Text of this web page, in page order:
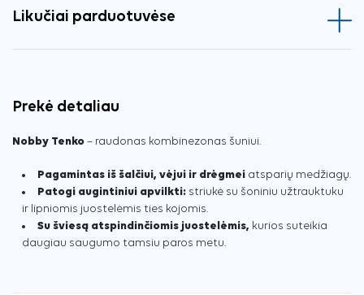
Likučiai parduotuvėse
Prekė detaliau
Nobby Tenko – raudonas kombinezonas šuniui.
Pagamintas iš šalčiui, vėjui ir drėgmei atsparių medžiagų.
Patogi augintiniui apvilkti: striukė su šoniniu užtrauktuku
ir lipniomis juostelėmis ties kojomis.
Su šviesą atspindinčiomis juostelėmis, kurios suteikia
daugiau saugumo tamsiu paros metu.